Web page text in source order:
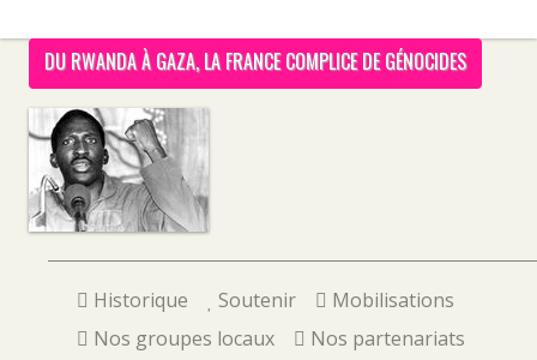
DU RWANDA À GAZA, LA FRANCE COMPLICE DE GÉNOCIDES
Historique Soutenir
Mobilisations
Nos groupes locaux
Nos partenariats